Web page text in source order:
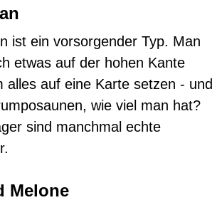
ist ein vorsorgender Typ. Man
etwas auf der hohen Kante
alles auf eine Karte setzen - und
wie viel man hat?
sind manchmal echte
Melone